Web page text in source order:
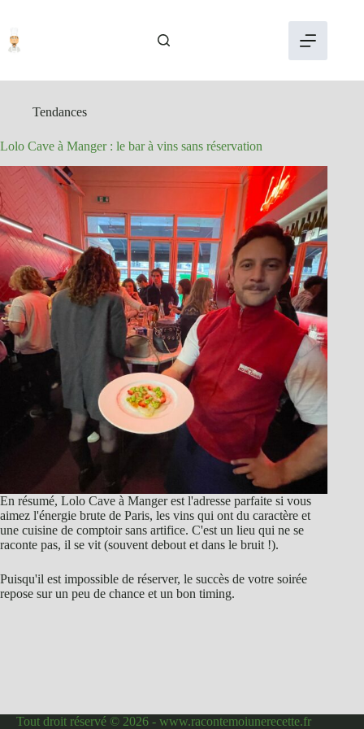
contenu
Tendances
Lolo Cave à Manger : le bar à vins sans réservation
En résumé, Lolo Cave à Manger est l'adresse parfaite si vous
aimez l'énergie brute de Paris, les vins qui ont du caractère et
une cuisine de comptoir sans artifice. C'est un lieu qui ne se
raconte pas, il se vit (souvent debout et dans le bruit !).
Puisqu'il est impossible de réserver, le succès de votre soirée
repose sur un peu de chance et un bon timing.
Tout droit réservé © 2026 - www.racontemoiunerecette.fr